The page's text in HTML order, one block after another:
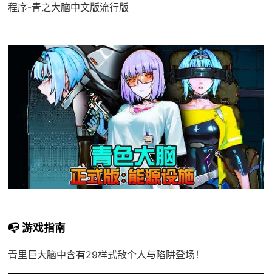
程序-青之大脑中文版流行版
📭 游戏指南
青里巨大脑中含有29样式敌个人与陷阱登场！